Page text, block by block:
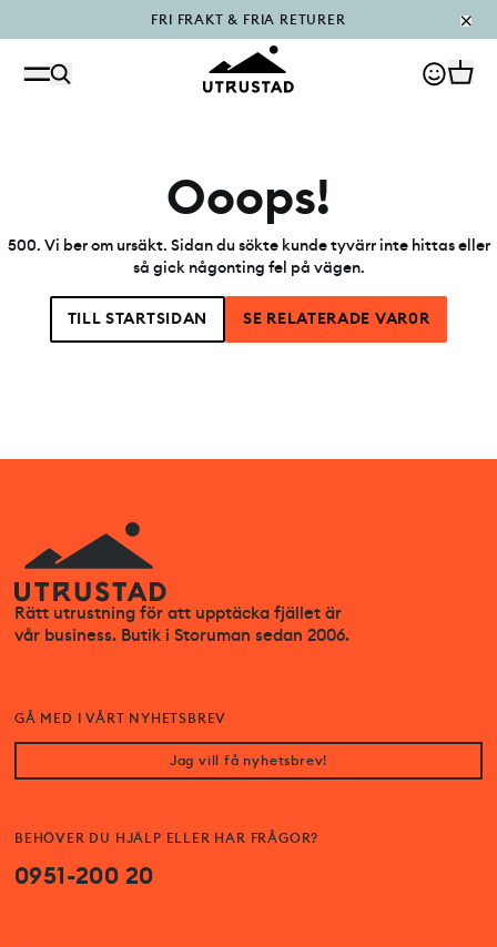
FRI FRAKT & FRIA RETURER
PÅFYLLT I OUTLET
Ooops!
500. Vi ber om ursäkt. Sidan du sökte kunde tyvärr inte hittas eller
så gick någonting fel på vägen.
TILL STARTSIDAN SE RELATERADE VAR0R
Rätt utrustning för att upptäcka fjället är
vår business. Butik i Storuman sedan 2006.
BEHÖVER DU HJÄLP ELLER HAR FRÅGOR?
0951-200 20
GÅ MED I VÅRT NYHETSBREV
Jag vill få nyhetsbrev!